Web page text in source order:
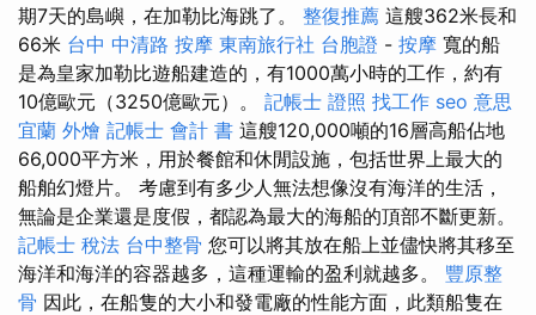
期7天的島嶼，在加勒比海跳了。 整復推薦 這艘362米長和
66米 台中 中清路 按摩 東南旅行社 台胞證 - 按摩 寬的船
是為皇家加勒比遊船建造的，有1000萬小時的工作，約有
10億歐元（3250億歐元）。 記帳士 證照 找工作 seo 意思
宜蘭 外燴 記帳士 會計 書 這艘120,000噸的16層高船佔地
66,000平方米，用於餐館和休閒設施，包括世界上最大的
船舶幻燈片。 考慮到有多少人無法想像沒有海洋的生活，
無論是企業還是度假，都認為最大的海船的頂部不斷更新。
記帳士 稅法 台中整骨 您可以將其放在船上並儘快將其移至
海洋和海洋的容器越多，這種運輸的盈利就越多。 豐原整
骨 因此，在船隻的大小和發電廠的性能方面，此類船隻在